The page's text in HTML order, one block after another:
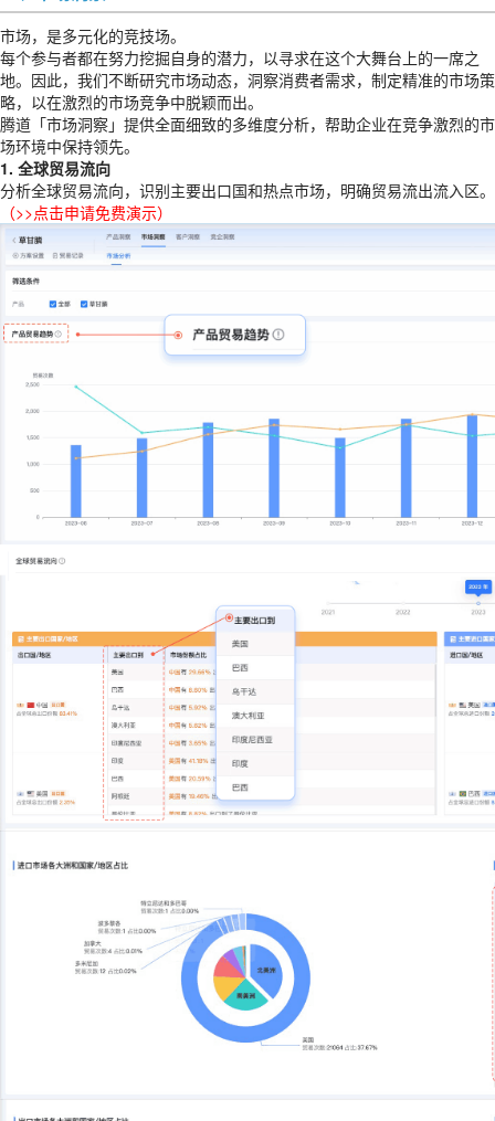
市场，是多元化的竞技场。
每个参与者都在努力挖掘自身的潜力，以寻求在这个大舞台上的一席之
地。因此，我们不断研究市场动态，洞察消费者需求，制定精准的市场策
略，以在激烈的市场竞争中脱颖而出。
腾道「市场洞察」提供全面细致的多维度分析，帮助企业在竞争激烈的市
场环境中保持领先。
1. 全球贸易流向
分析全球贸易流向，识别主要出口国和热点市场，明确贸易流出流入区。
（>>点击申请免费演示）